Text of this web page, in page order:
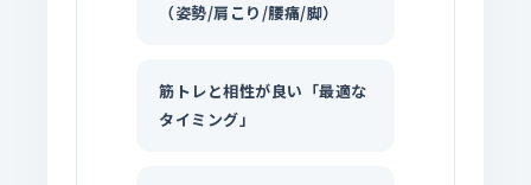
（姿勢/肩こり/腰痛/脚）
筋トレと相性が良い「最適な
タイミング」